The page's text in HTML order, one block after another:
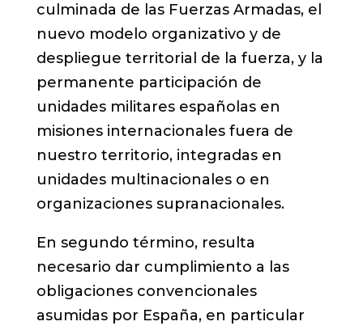
culminada de las Fuerzas Armadas, el
nuevo modelo organizativo y de
despliegue territorial de la fuerza, y la
permanente participación de
unidades militares españolas en
misiones internacionales fuera de
nuestro territorio, integradas en
unidades multinacionales o en
organizaciones supranacionales.
En segundo término, resulta
necesario dar cumplimiento a las
obligaciones convencionales
asumidas por España, en particular